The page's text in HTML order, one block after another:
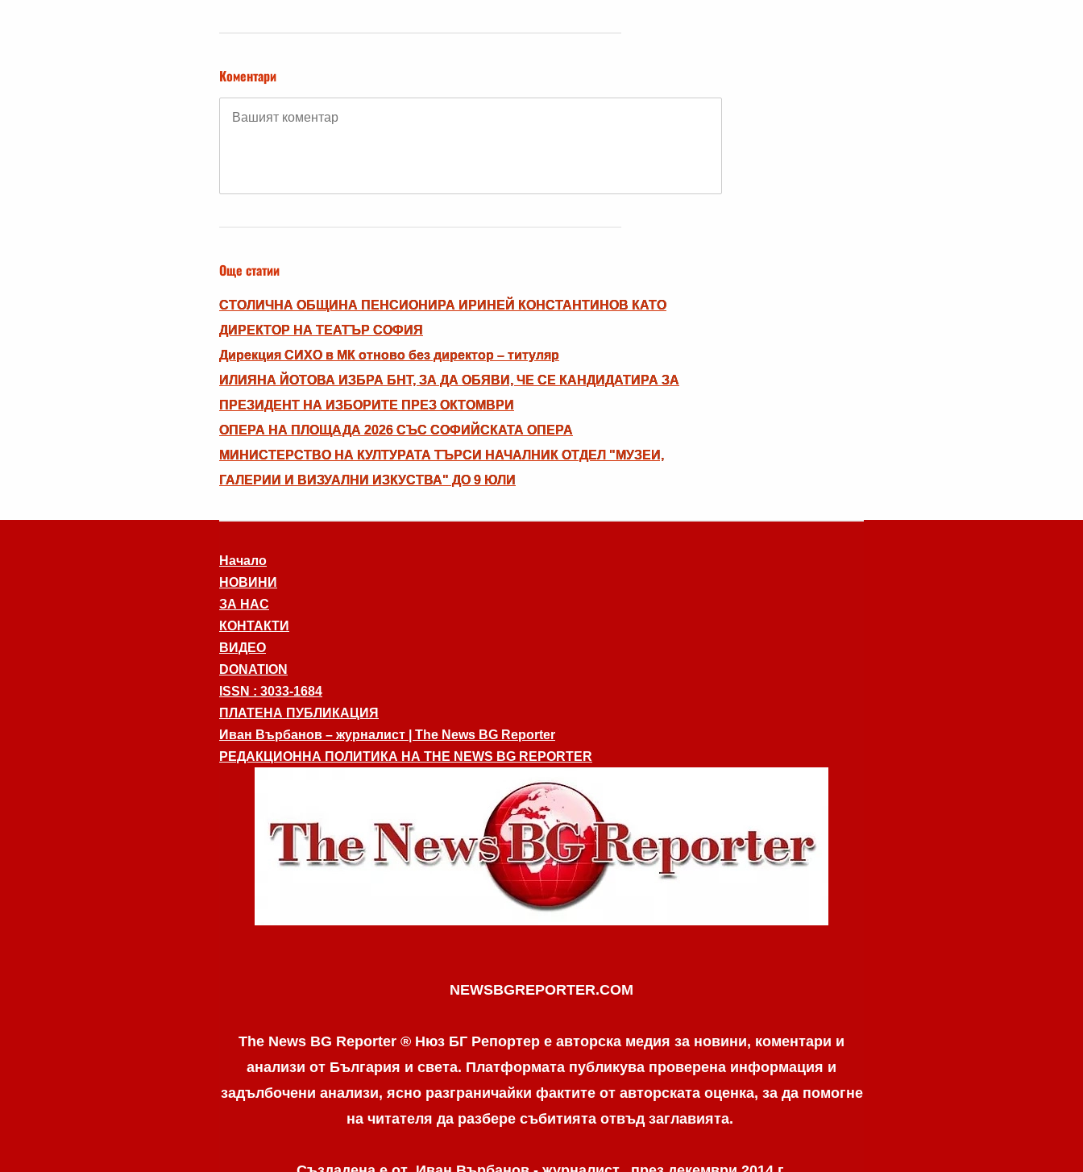
Коментари
Още статии
СТОЛИЧНА ОБЩИНА ПЕНСИОНИРА ИРИНЕЙ КОНСТАНТИНОВ КАТО
ДИРЕКТОР НА ТЕАТЪР СОФИЯ
Дирекция СИХО в МК отново без директор – титуляр
ИЛИЯНА ЙОТОВА ИЗБРА БНТ, ЗА ДА ОБЯВИ, ЧЕ СЕ КАНДИДАТИРА ЗА
ПРЕЗИДЕНТ НА ИЗБОРИТЕ ПРЕЗ ОКТОМВРИ
ОПЕРА НА ПЛОЩАДА 2026 СЪС СОФИЙСКАТА ОПЕРА
МИНИСТЕРСТВО НА КУЛТУРАТА ТЪРСИ НАЧАЛНИК ОТДЕЛ "МУЗЕИ,
ГАЛЕРИИ И ВИЗУАЛНИ ИЗКУСТВА" ДО 9 ЮЛИ
Начало
НОВИНИ
ЗА НАС
КОНТАКТИ
ВИДЕО
DONATION
ISSN : 3033-1684
ПЛАТЕНА ПУБЛИКАЦИЯ
Иван Върбанов – журналист | The News BG Reporter
РЕДАКЦИОННА ПОЛИТИКА НА THE NEWS BG REPORTER
NEWSBGREPORTER.COM
The News BG Reporter ® Нюз БГ Репортер е авторска медия за новини, коментари и
анализи от България и света. Платформата публикува проверена информация и
задълбочени анализи, ясно разграничaйки фактите от авторската оценка, за да помогне
на читателя да разбере събитията отвъд заглавията.